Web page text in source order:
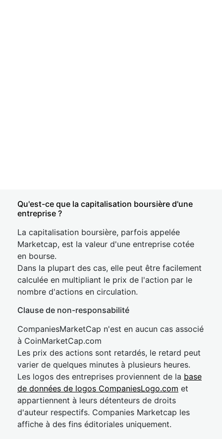
Qu'est-ce que la capitalisation boursière d'une
entreprise ?
La capitalisation boursière, parfois appelée
Marketcap, est la valeur d'une entreprise cotée
en bourse.
Dans la plupart des cas, elle peut être facilement
calculée en multipliant le prix de l'action par le
nombre d'actions en circulation.
Clause de non-responsabilité
CompaniesMarketCap n'est en aucun cas associé
à CoinMarketCap.com
Les prix des actions sont retardés, le retard peut
varier de quelques minutes à plusieurs heures.
Les logos des entreprises proviennent de la base
de données de logos CompaniesLogo.com et
appartiennent à leurs détenteurs de droits
d'auteur respectifs. Companies Marketcap les
affiche à des fins éditoriales uniquement.